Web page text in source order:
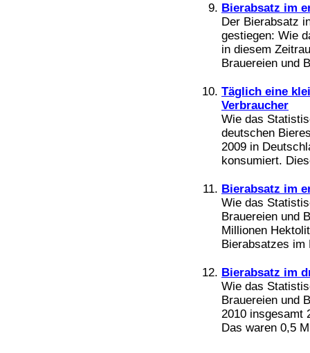
Bierabsatz im
Der Bierabsatz
gestiegen: Wie
in diesem
Brauereien und
Täglich eine
Verbraucher
Wie das
deutschen
2009 in
konsumiert.
Bierabsatz im
Wie das
Brauereien und
Millionen
Bierabsatzes im
Bierabsatz im
Wie das
Brauereien und
2010 insgesamt
Das waren 0,5